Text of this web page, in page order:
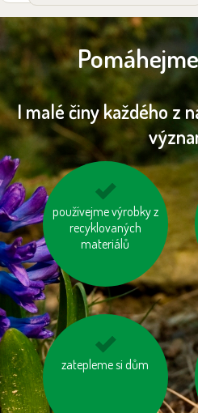
I malé činy každého z
používejme výrobky z
recyklovaných
materiálů
mysleme na „skrytou
vodu“ ve výrobcích
zatepleme si dům
nepřetápějme